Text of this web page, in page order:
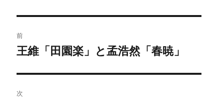
稿
ビ
前
前
投
稿:
王維「田園楽」と孟浩然「春暁」
次